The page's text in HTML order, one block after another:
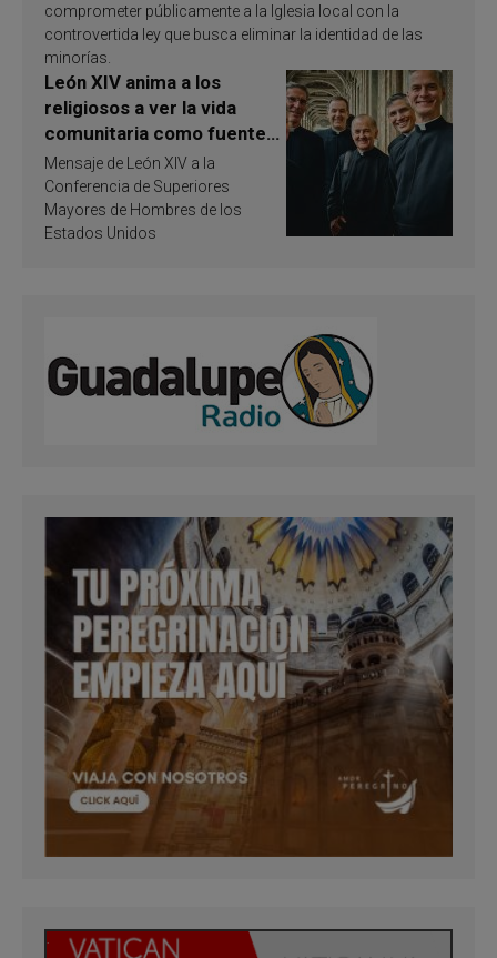
comprometer públicamente a la Iglesia local con la
controvertida ley que busca eliminar la identidad de las
minorías.
León XIV anima a los
religiosos a ver la vida
comunitaria como fuente
de inspiración y
santificación
Mensaje de León XIV a la
Conferencia de Superiores
Mayores de Hombres de los
Estados Unidos